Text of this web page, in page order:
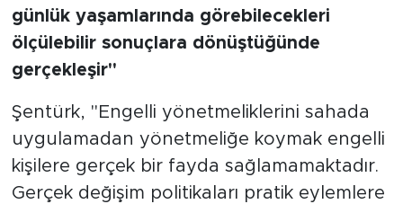
günlük yaşamlarında görebilecekleri
ölçülebilir sonuçlara dönüştüğünde
gerçekleşir"
Şentürk, "Engelli yönetmeliklerini sahada
uygulamadan yönetmeliğe koymak engelli
kişilere gerçek bir fayda sağlamamaktadır.
Gerçek değişim politikaları pratik eylemlere